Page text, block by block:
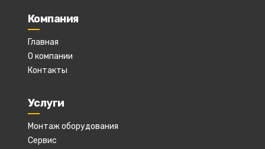
Компания
Главная
О компании
Контакты
Услуги
Монтаж оборудования
Сервис